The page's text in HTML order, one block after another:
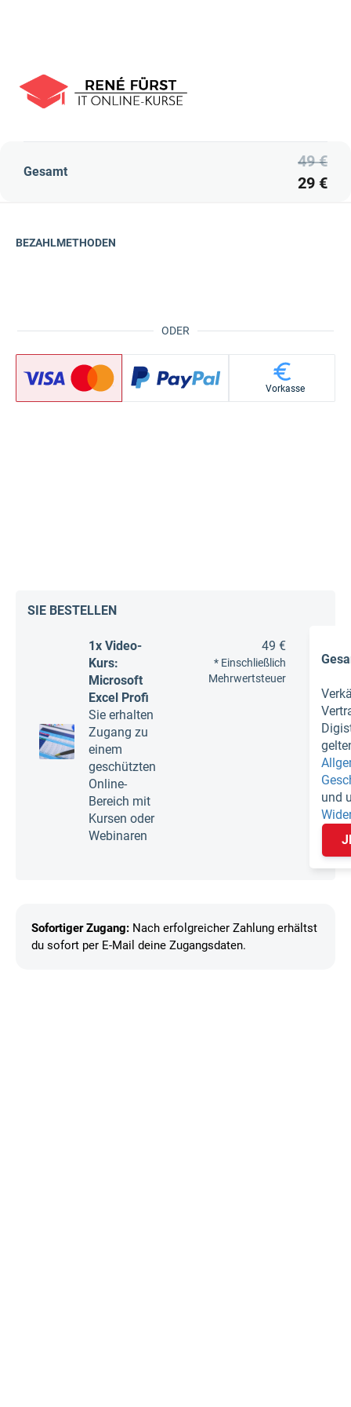
Gesamt
49 €
29 €
ODER
BEZAHLMETHODEN
Vorkasse
SIE BESTELLEN
1x Video-
Kurs:
Microsoft
Excel Profi
Sie erhalten
Zugang zu
einem
geschützten
Online-
Bereich mit
Kursen oder
Webinaren
49 €
* Einschließlich
Mehrwertsteuer
und
Sofortiger Zugang: Nach erfolgreicher Zahlung erhältst
du sofort per E-Mail deine Zugangsdaten.